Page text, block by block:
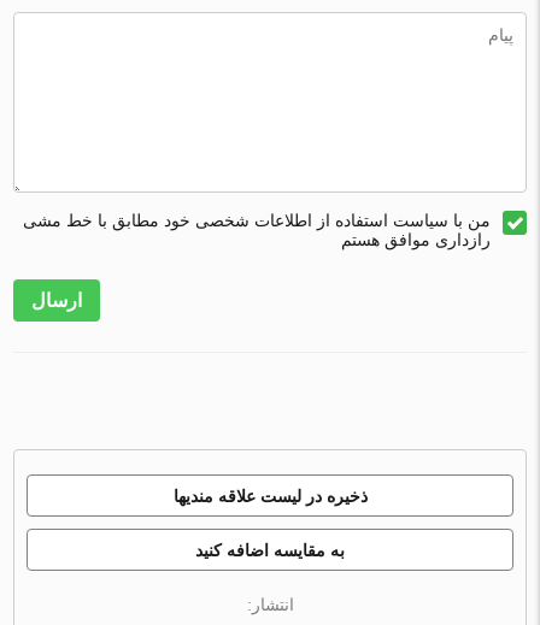
من با سیاست استفاده از اطلاعات شخصی خود مطابق با خط مشی
رازداری موافق هستم
ارسال
ذخیره در لیست علاقه مندیها
به مقایسه اضافه کنید
انتشار: